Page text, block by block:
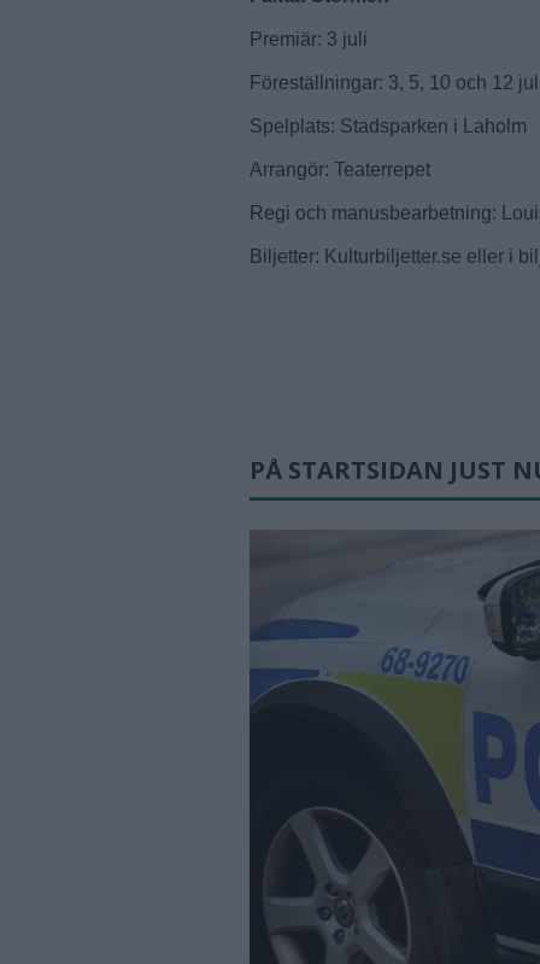
Premiär: 3 juli
Föreställningar: 3, 5, 10 och 12
Spelplats: Stadsparken i Laholm
Arrangör: Teaterrepet
Regi och manusbearbetning:
Biljetter: Kulturbiljetter.se eller i
PÅ STARTSIDAN JUST